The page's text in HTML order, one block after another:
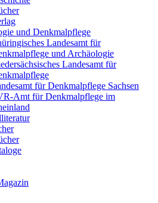
und Denkmalpflege
Landesamt für
und Archäologie
Landesamt für
für Denkmalpflege Sachsen
Amt für Denkmalpflege im